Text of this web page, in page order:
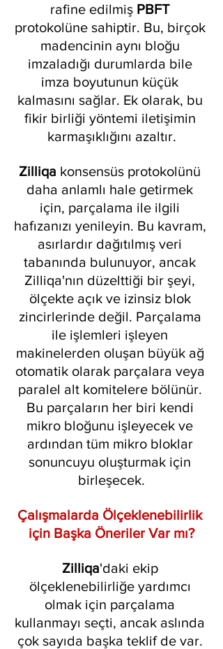
rafine edilmiş PBFT
protokolüne sahiptir. Bu, birçok
madencinin aynı bloğu
imzaladığı durumlarda bile
imza boyutunun küçük
kalmasını sağlar. Ek olarak, bu
fikir birliği yöntemi iletişimin
karmaşıklığını azaltır.
Zilliqa konsensüs protokolünü
daha anlamlı hale getirmek
için, parçalama ile ilgili
hafızanızı yenileyin. Bu kavram,
asırlardır dağıtılmış veri
tabanında bulunuyor, ancak
Zilliqa'nın düzelttiği bir şeyi,
ölçekte açık ve izinsiz blok
zincirlerinde değil. Parçalama
ile işlemleri işleyen
makinelerden oluşan büyük ağ
otomatik olarak parçalara veya
paralel alt komitelere bölünür.
Bu parçaların her biri kendi
mikro bloğunu işleyecek ve
ardından tüm mikro bloklar
sonuncuyu oluşturmak için
birleşecek.
Çalışmalarda Ölçeklenebilirlik
için Başka Öneriler Var mı?
Zilliqa'daki ekip
ölçeklenebilirliğe yardımcı
olmak için parçalama
kullanmayı seçti, ancak aslında
çok sayıda başka teklif de var.